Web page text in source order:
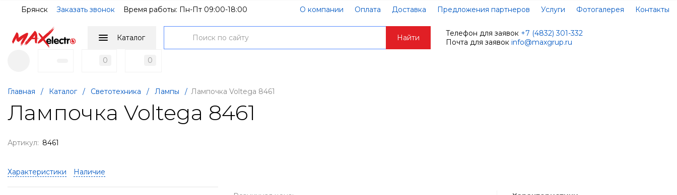
Брянск Заказать звонок Время работы: Пн-Пт 09:00-18:00 О компании Оплата Доставка Предложения партнеров Услуги Фотогалерея Контакты
Каталог
0 0
Найти Телефон для заявок +7 (4832) 301-332
Почта для заявок info@maxgrup.ru
Главная / Каталог / Светотехника / Лампы / Лампочка Voltega 8461
Лампочка Voltega 8461
Артикул: 8461
Характеристики Наличие